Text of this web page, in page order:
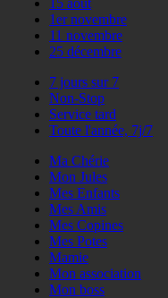
15 août
1er novembre
11 novembre
25 décembre
7 jours sur 7
Non-Stop
Service tard
Toute l'année, 7j/7
Ma Chérie
Mon Jules
Mes Enfants
Mes Amis
Mes Copines
Mes Potes
Mamie
Mon association
Mon boss